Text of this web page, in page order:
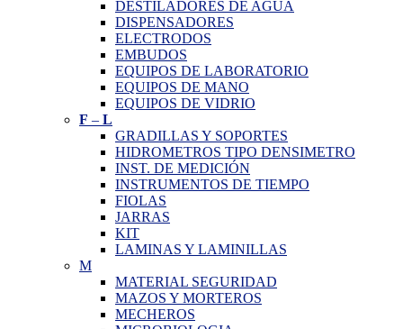
DESTILADORES DE AGUA
DISPENSADORES
ELECTRODOS
EMBUDOS
EQUIPOS DE LABORATORIO
EQUIPOS DE MANO
EQUIPOS DE VIDRIO
F – L
GRADILLAS Y SOPORTES
HIDROMETROS TIPO DENSIMETRO
INST. DE MEDICIÓN
INSTRUMENTOS DE TIEMPO
FIOLAS
JARRAS
KIT
LAMINAS Y LAMINILLAS
M
MATERIAL SEGURIDAD
MAZOS Y MORTEROS
MECHEROS